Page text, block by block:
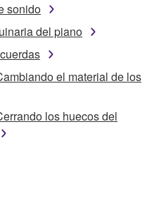
sonido
del piano
el material de los
los huecos del